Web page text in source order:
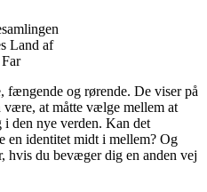
Land af
og rørende. De viser på
være, at måtte vælge mellem at
den nye verden. Kan det
en identitet midt i mellem? Og
hvis du bevæger dig en anden vej